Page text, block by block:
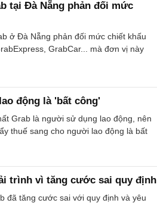
tại Đà Nẵng phản đối mức
ở Đà Nẵng phản đối mức chiết khấu
GrabCar... mà đơn vị này
động là 'bất công'
Grab là người sử dụng lao động, nên
thuế sang cho người lao động là bất
trình vì tăng cước sai quy định
đã tăng cước sai với quy định và yêu